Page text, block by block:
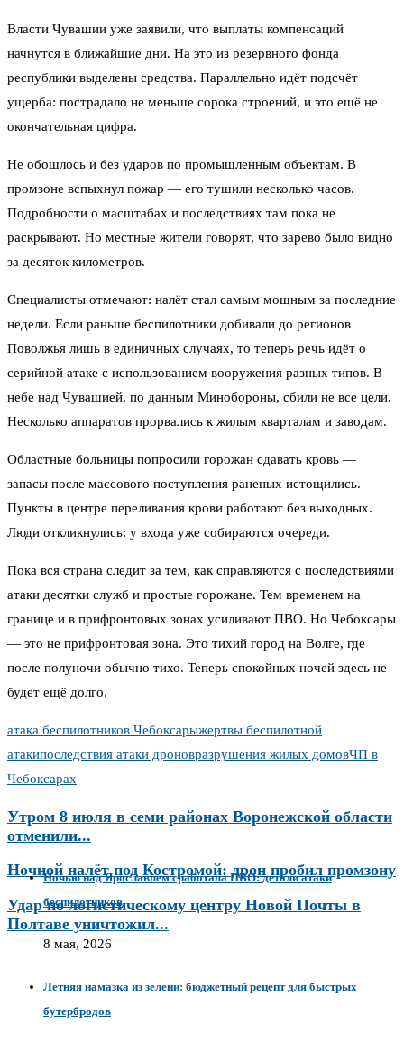
Власти Чувашии уже заявили, что выплаты компенсаций
начнутся в ближайшие дни. На это из резервного фонда
республики выделены средства. Параллельно идёт подсчёт
ущерба: пострадало не меньше сорока строений, и это ещё не
окончательная цифра.
Не обошлось и без ударов по промышленным объектам. В
промзоне вспыхнул пожар — его тушили несколько часов.
Подробности о масштабах и последствиях там пока не
раскрывают. Но местные жители говорят, что зарево было видно
за десяток километров.
Специалисты отмечают: налёт стал самым мощным за последние
недели. Если раньше беспилотники добивали до регионов
Поволжья лишь в единичных случаях, то теперь речь идёт о
серийной атаке с использованием вооружения разных типов. В
небе над Чувашией, по данным Минобороны, сбили не все цели.
Несколько аппаратов прорвались к жилым кварталам и заводам.
Областные больницы попросили горожан сдавать кровь —
запасы после массового поступления раненых истощились.
Пункты в центре переливания крови работают без выходных.
Люди откликнулись: у входа уже собираются очереди.
Пока вся страна следит за тем, как справляются с последствиями
атаки десятки служб и простые горожане. Тем временем на
границе и в прифронтовых зонах усиливают ПВО. Но Чебоксары
— это не прифронтовая зона. Это тихий город на Волге, где
после полуночи обычно тихо. Теперь спокойных ночей здесь не
будет ещё долго.
атака беспилотников Чебоксарыжертвы беспилотной
атакипоследствия атаки дроновразрушения жилых домовЧП в
Чебоксарах
Утром 8 июля в семи районах Воронежской области
отменили...
Ночной налёт под Костромой: дрон пробил промзону
Удар по логистическому центру Новой Почты в
Полтаве уничтожил...
Ночью над Ярославлем сработала ПВО: детали атаки
беспилотников
8 мая, 2026
Летняя намазка из зелени: бюджетный рецепт для быстрых
бутербродов